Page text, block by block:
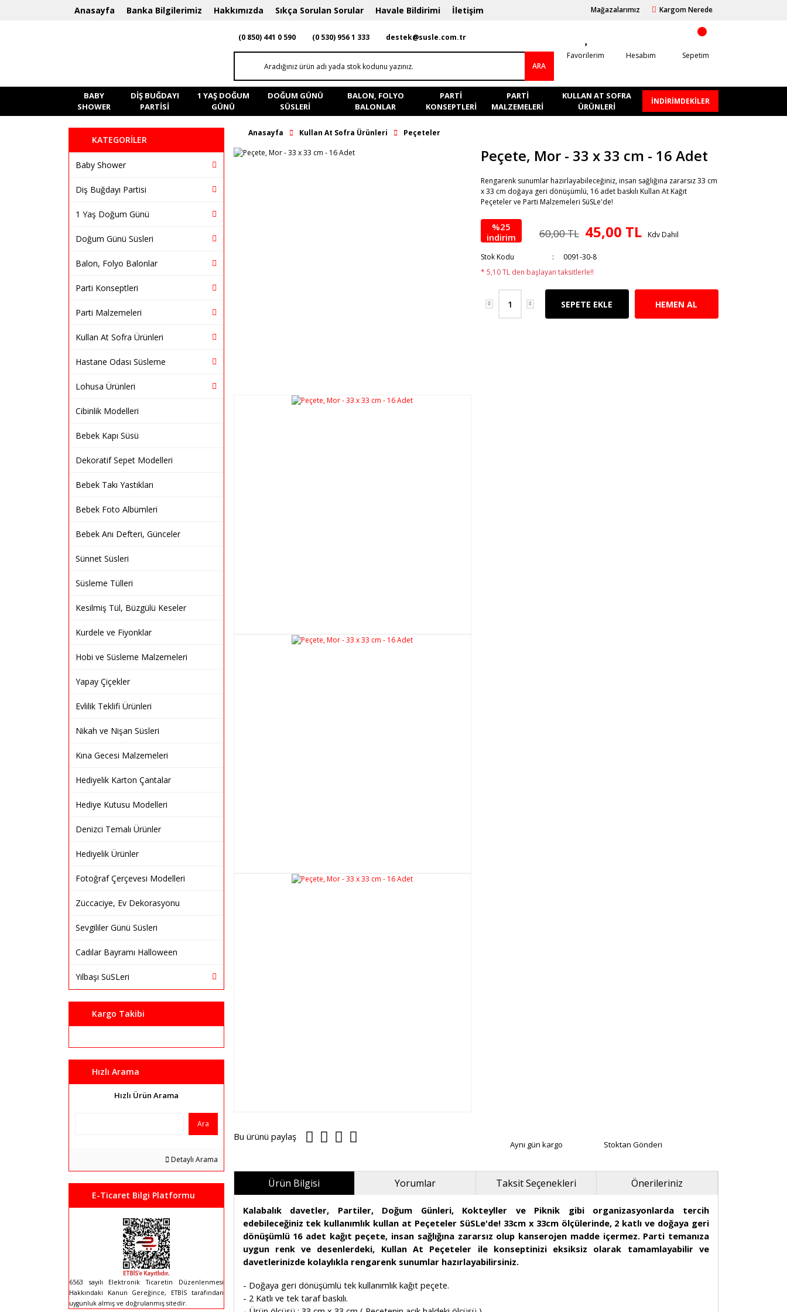
Anasayfa Banka Bilgilerimiz Hakkımızda Sıkça Sorulan Sorular Havale Bildirimi İletişim Mağazalarımız Kargom Nerede
(0 850) 441 0 590 (0 530) 956 1 333 destek@susle.com.tr
ARA
Favorilerim Hesabım Sepetim
BABY
SHOWER
DIŞ BUĞDAYI
PARTISI
1 YAŞ DOĞUM
GÜNÜ
DOĞUM GÜNÜ
SÜSLERI
BALON, FOLYO
BALONLAR
PARTI
KONSEPTLERI
PARTI
MALZEMELERI
KULLAN AT SOFRA
ÜRÜNLERI
İNDİRİMDEKİLER
KATEGORİLER
Baby Shower
Diş Buğdayı Partisi
1 Yaş Doğum Günü
Doğum Günü Süsleri
Balon, Folyo Balonlar
Parti Konseptleri
Parti Malzemeleri
Kullan At Sofra Ürünleri
Hastane Odası Süsleme
Lohusa Ürünleri
Cibinlik Modelleri
Bebek Kapı Süsü
Dekoratif Sepet Modelleri
Bebek Takı Yastıkları
Bebek Foto Albümleri
Bebek Anı Defteri, Günceler
Sünnet Süsleri
Süsleme Tülleri
Kesilmiş Tül, Büzgülü Keseler
Kurdele ve Fiyonklar
Hobi ve Süsleme Malzemeleri
Yapay Çiçekler
Evlilik Teklifi Ürünleri
Nikah ve Nişan Süsleri
Kına Gecesi Malzemeleri
Hediyelik Karton Çantalar
Hediye Kutusu Modelleri
Denizci Temalı Ürünler
Hediyelik Ürünler
Fotoğraf Çerçevesi Modelleri
Züccaciye, Ev Dekorasyonu
Sevgililer Günü Süsleri
Cadılar Bayramı Halloween
Yılbaşı SüSLeri
Kargo Takibi
Hızlı Arama
Hızlı Ürün Arama
Ara
Detaylı Arama
E-Ticaret Bilgi Platformu
6563 sayılı Elektronik Ticaretin Düzenlenmesi
Hakkındaki Kanun Gereğince, ETBİS tarafından
uygunluk almış ve doğrulanmış sitedir.
Anasayfa Kullan At Sofra Ürünleri Peçeteler
Peçete, Mor - 33 x 33 cm - 16 Adet
Rengarenk sunumlar hazırlayabileceğiniz, insan sağlığına zararsız 33 cm
x 33 cm doğaya geri dönüşümlü, 16 adet baskılı Kullan At Kağıt
Peçeteler ve Parti Malzemeleri SüSLe'de!
%25
indirim
60,00 TL 45,00 TL Kdv Dahil
Stok Kodu
0091-30-8
* 5,10 TL den başlayan taksitlerle!!
SEPETE EKLE HEMEN AL
Bu ürünü paylaş
Aynı gün kargo Stoktan Gönderi
Ürün Bilgisi Yorumlar Taksit Seçenekleri Önerileriniz
Kalabalık davetler, Partiler, Doğum Günleri, Kokteyller ve Piknik gibi organizasyonlarda tercih
edebileceğiniz tek kullanımlık kullan at Peçeteler SüSLe'de! 33cm x 33cm ölçülerinde, 2 katlı ve doğaya geri
dönüşümlü 16 adet kağıt peçete, insan sağlığına zararsız olup kanserojen madde içermez. Parti temanıza
uygun renk ve desenlerdeki, Kullan At Peçeteler ile konseptinizi eksiksiz olarak tamamlayabilir ve
davetlerinizde kolaylıkla rengarenk sunumlar hazırlayabilirsiniz.
- Doğaya geri dönüşümlü tek kullanımlık kağıt peçete.
- 2 Katlı ve tek taraf baskılı.